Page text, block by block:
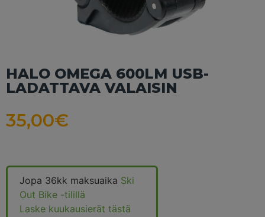
HALO OMEGA 600LM USB-
LADATTAVA VALAISIN
35,00€
Jopa 36kk maksuaika Ski
Out Bike -tilillä
Laske kuukausierät tästä